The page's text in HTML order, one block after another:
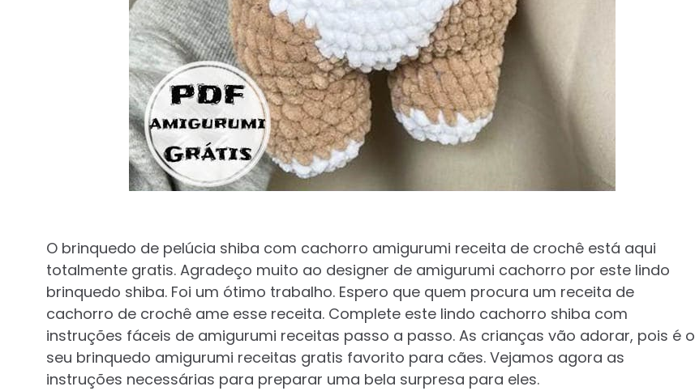
O brinquedo de pelúcia shiba com cachorro amigurumi receita de crochê está aqui
totalmente gratis. Agradeço muito ao designer de amigurumi cachorro por este lindo
brinquedo shiba. Foi um ótimo trabalho. Espero que quem procura um receita de
cachorro de crochê ame esse receita. Complete este lindo cachorro shiba com
instruções fáceis de amigurumi receitas passo a passo. As crianças vão adorar, pois é o
seu brinquedo amigurumi receitas gratis favorito para cães. Vejamos agora as
instruções necessárias para preparar uma bela surpresa para eles.